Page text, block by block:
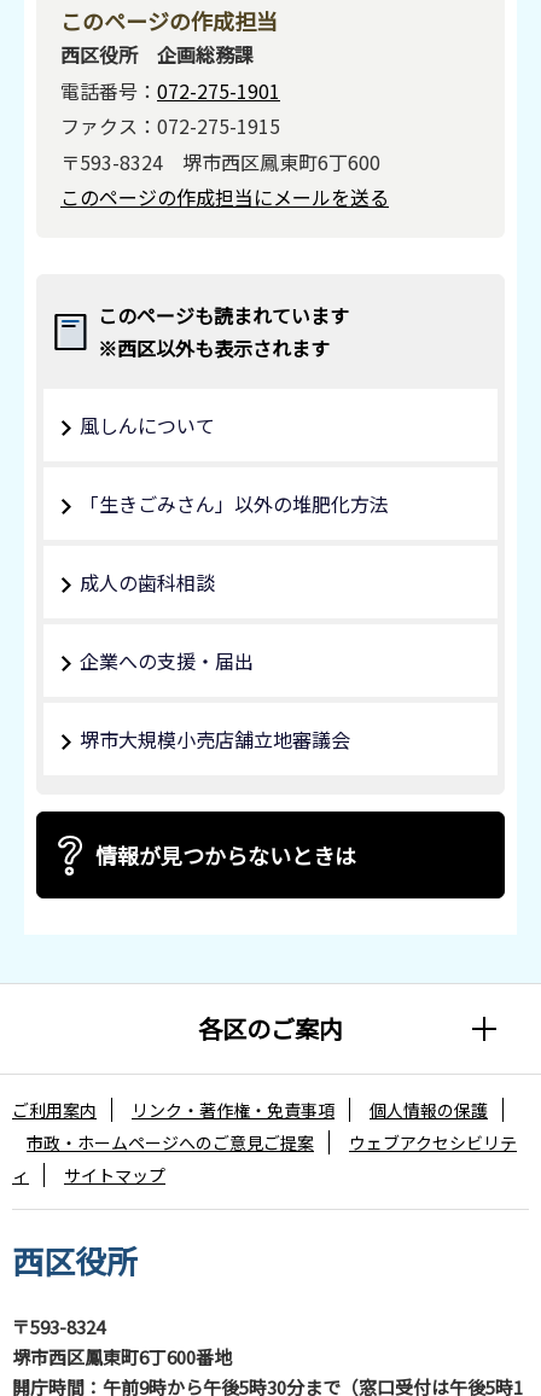
このページの作成担当
西区役所 企画総務課
電話番号： 072-275-1901
ファクス：072-275-1915
〒593-8324 堺市西区鳳東町6丁600
このページの作成担当にメールを送る
このページも読まれています
※西区以外も表示されます
風しんについて
「生きごみさん」以外の堆肥化方法
成人の歯科相談
企業への支援・届出
堺市大規模小売店舗立地審議会
情報が見つからないときは
各区のご案内
西区役所
〒593-8324
堺市西区鳳東町6丁600番地
開庁時間：午前9時から午後5時30分まで（窓口受付は午後5時1
ご利用案内 リンク・著作権・免責事項
個人情報の保護
市政・ホームページへのご意見ご提案
ウェブアクセシビリテ
ィ
サイトマップ